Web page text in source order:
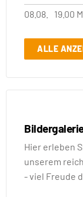
08.08.
19.00
ALLE
Hier erleben
unserem
- viel Freude